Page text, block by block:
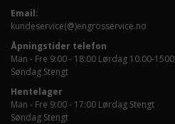
Email:
kundeservice(@)engrosservice.no
Åpningstider telefon
Man - Fre 9:00 - 18:00 Lørdag 10.00-1500
Søndag Stengt
Hentelager
Man - Fre 9:00 - 17:00 Lørdag Stengt
Søndag Stengt